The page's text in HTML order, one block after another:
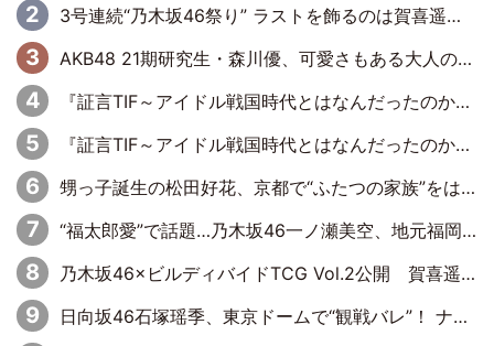
3号連続“乃木坂46祭り” ラストを飾るのは賀喜遥香…5年ぶりの登場に「5年分大人になった私を見ていただけたら」
AKB48 21期研究生・森川優、可愛さもある大人の女性に
『証言TIF～アイドル戦国時代とはなんだったのか～』第11回：私立恵比寿中学・真山りか×安本彩花「TIFで10年ぶりのキョンシーメイクをしたら、場を完全に引かせてしまって。時代が変わったんだなって」
『証言TIF～アイドル戦国時代とはなんだったのか～』第10回：さくら学院・武藤彩未×飯田らうら「正直、中3で辞めるというのを信じてなくて。そう言われてはいたけど、嘘でしょって」
甥っ子誕生の松田好花、京都で“ふたつの家族”をはしご！ “母”黒谷友香に見送られ、“父”松岡昌宏とはハシゴ酒
“福太郎愛”で話題…乃木坂46一ノ瀬美空、地元福岡『めんべい25周年トップサポーター』に就任
乃木坂46×ビルディバイドTCG Vol.2公開 賀喜遥香＆田村真佑が『京まふ』ステージに登壇
日向坂46石塚瑶季、東京ドームで“観戦バレ”！ ナイツ・塙も認めた「巨人に詳しすぎるアイドル」は元VENUSスクール生で杉内コーチ推し⁉